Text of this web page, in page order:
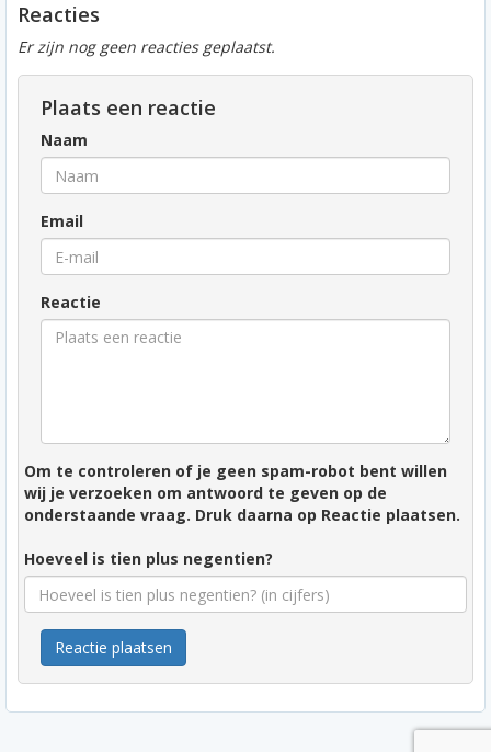
Reacties
Er zijn nog geen reacties geplaatst.
Plaats een reactie
Naam
Email
Reactie
Om te controleren of je geen spam-robot bent willen
wij je verzoeken om antwoord te geven op de
onderstaande vraag. Druk daarna op Reactie plaatsen.
Hoeveel is tien plus negentien?
Reactie plaatsen